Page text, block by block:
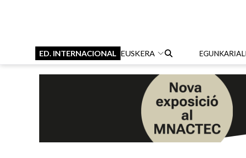
ED. INTERNACIONAL EUSKERA EGUNKARI